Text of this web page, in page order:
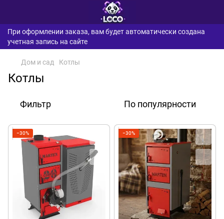
При оформлении заказа, вам будет автоматически создана
учетная запись на сайте
Дом и сад Котлы
Котлы
Фильтр По популярности
−30% −30%